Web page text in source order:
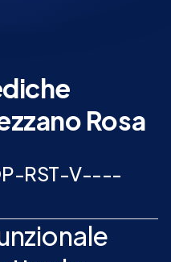
Rosa
P-RST-V----